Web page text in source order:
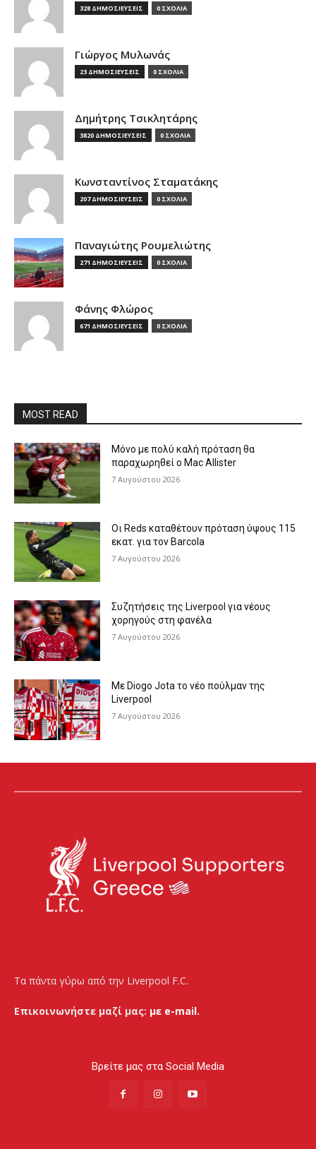
328 ΔΗΜΟΣΙΕΥΣΕΙΣ 0 ΣΧΟΛΙΑ
Γιώργος Μυλωνάς
23 ΔΗΜΟΣΙΕΥΣΕΙΣ 0 ΣΧΟΛΙΑ
Δημήτρης Τσικλητάρης
3820 ΔΗΜΟΣΙΕΥΣΕΙΣ 0 ΣΧΟΛΙΑ
Κωνσταντίνος Σταματάκης
207 ΔΗΜΟΣΙΕΥΣΕΙΣ 0 ΣΧΟΛΙΑ
Παναγιώτης Ρουμελιώτης
271 ΔΗΜΟΣΙΕΥΣΕΙΣ 0 ΣΧΟΛΙΑ
Φάνης Φλώρος
671 ΔΗΜΟΣΙΕΥΣΕΙΣ 0 ΣΧΟΛΙΑ
MOST READ
Μόνο με πολύ καλή πρόταση θα
παραχωρηθεί ο Mac Allister
7 Αυγούστου 2026
Οι Reds καταθέτουν πρόταση ύψους 115
εκατ. για τον Barcola
7 Αυγούστου 2026
Συζητήσεις της Liverpool για νέους
χορηγούς στη φανέλα
7 Αυγούστου 2026
Με Diogo Jota το νέο πούλμαν της
Liverpool
7 Αυγούστου 2026
Τα πάντα γύρω από την Liverpool F.C.
Επικοινωνήστε μαζί μας: με e-mail.
Βρείτε μας στα Social Media